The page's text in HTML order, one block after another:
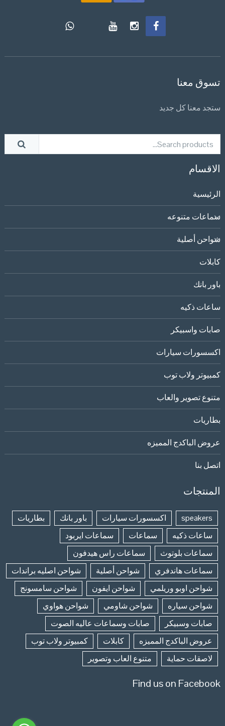
تسوق معنا
ستجد معنا كل جديد
الاقسام
الرئيسية
سماعات متنوعه
شواحن أصلية
كابلات
باور بانك
ساعات ذكيه
صابات واسبيكر
اكسسورات سيارات
كمبيوتر ولاب توب
متنوع تصوير والعاب
بطاريات
عروض الباكدج المميزه
اتصل بنا
المنتجات
speakers اكسسورات سيارات باور بانك
بطاريات
ساعات ذكيه
سماعات
سماعات ايربود
سماعات بلوتوث
سماعات راس هيدفون
سماعات هاندفري
شواحن أصلية
شواحن اصليه براندات
شواحن اوبو وريلمي
شواحن ايفون
شواحن سامسونج
شواحن سياره
شواحن شاومي
شواحن هواوي
صابات وسبيكر
صابات وسماعات عاليه الصوت
عروض الباكدج المميزه
كابلات
كمبيوتر ولاب توب
لاصقات حماية
متنوع العاب وتصوير
Find us on Facebook